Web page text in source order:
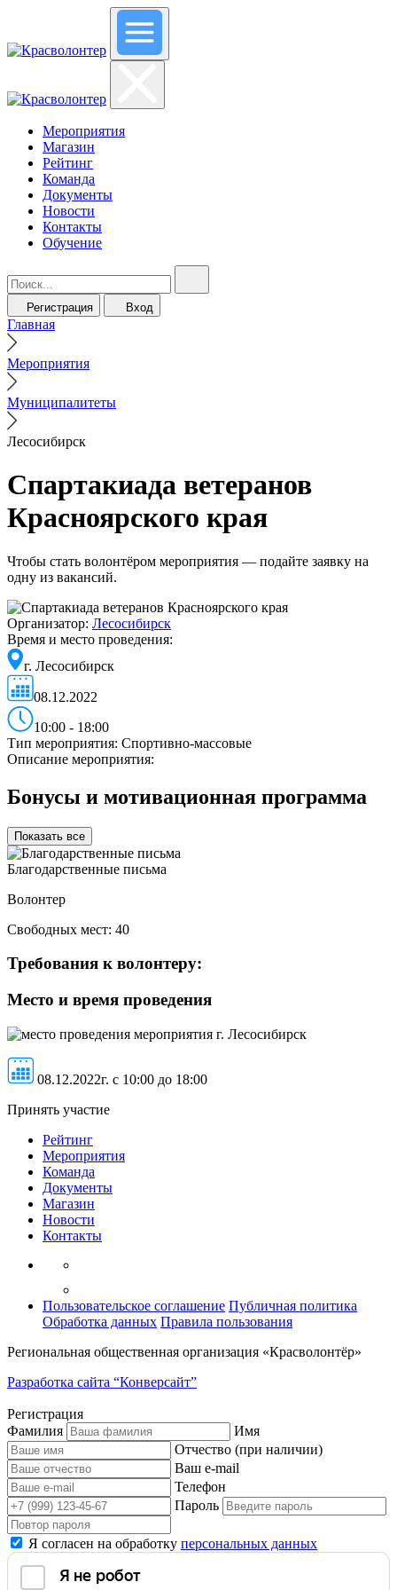
Мероприятия
Магазин
Рейтинг
Команда
Документы
Новости
Контакты
Обучение
Регистрация Вход
Главная
Мероприятия
Муниципалитеты
Лесосибирск
Спартакиада ветеранов
Красноярского края
Чтобы стать волонтёром мероприятия — подайте заявку на
одну из вакансий.
Организатор: Лесосибирск
Время и место проведения:
г. Лесосибирск
08.12.2022
10:00 - 18:00
Тип мероприятия: Спортивно-массовые
Описание мероприятия:
Бонусы и мотивационная программа
Показать все
Благодарственные письма
Волонтер
Свободных мест: 40
Требования к волонтеру:
Место и время проведения
г. Лесосибирск
08.12.2022г. c 10:00 до 18:00
Принять участие
Рейтинг
Мероприятия
Команда
Документы
Магазин
Новости
Контакты
Пользовательское соглашение Публичная политика
Обработка данных Правила пользования
Региональная общественная организация «Красволонтёр»
Разработка сайта “Конверсайт”
Регистрация
Фамилия
Имя
Отчество (при наличии)
Ваш e-mail
Телефон
Пароль
Я согласен на обработку персональных данных